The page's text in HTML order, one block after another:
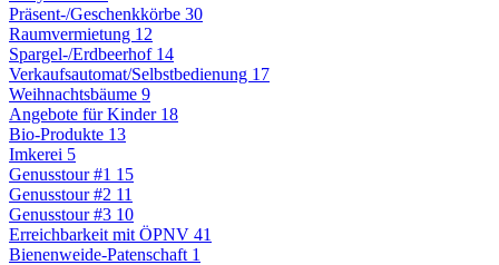
Präsent-/Geschenkkörbe 30
Raumvermietung 12
Spargel-/Erdbeerhof 14
Verkaufsautomat/Selbstbedienung 17
Weihnachtsbäume 9
Angebote für Kinder 18
Bio-Produkte 13
Imkerei 5
Genusstour #1 15
Genusstour #2 11
Genusstour #3 10
Erreichbarkeit mit ÖPNV 41
Bienenweide-Patenschaft 1